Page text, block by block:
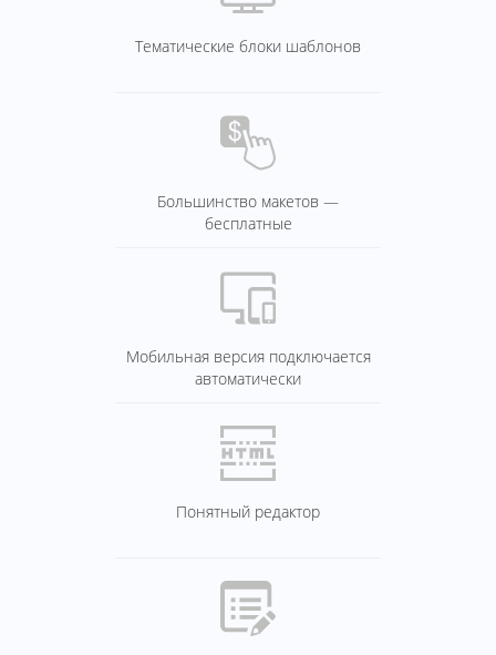
Тематические блоки шаблонов
Большинство макетов —
бесплатные
Мобильная версия подключается
автоматически
Понятный редактор